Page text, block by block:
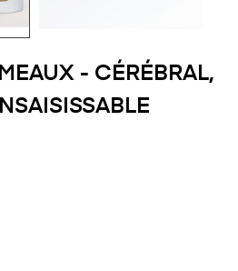
- CÉRÉBRAL,